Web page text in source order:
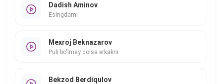
Dadish Aminov
Esingdami
Mexroj Beknazarov
Puli bo'lmay qolsa erkakni
Bekzod Berdiqulov